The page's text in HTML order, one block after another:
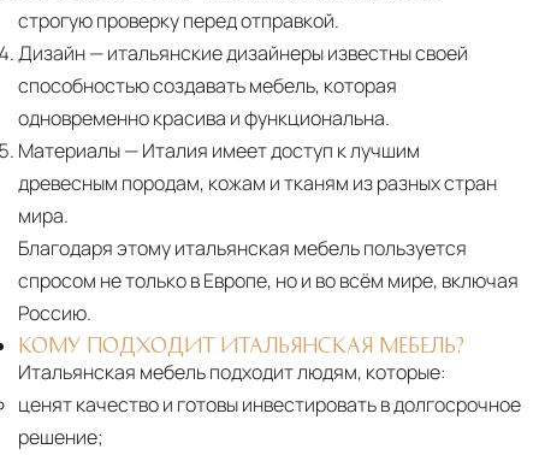
строгую проверку перед отправкой.
Дизайн— итальянские дизайнеры известны своей
способностью создавать мебель, которая
одновременно красива и функциональна.
Материалы— Италия имеет доступ к лучшим
древесным породам, кожам и тканям из разных стран
мира.
Благодаря этому итальянская мебель пользуется
спросом не только в Европе, но и во всём мире, включая
Россию.
КОМУ ПОДХОДИТ ИТАЛЬЯНСКАЯ МЕБЕЛЬ?
Итальянская мебель подходит людям, которые:
ценят качество и готовы инвестировать в долгосрочное
решение;